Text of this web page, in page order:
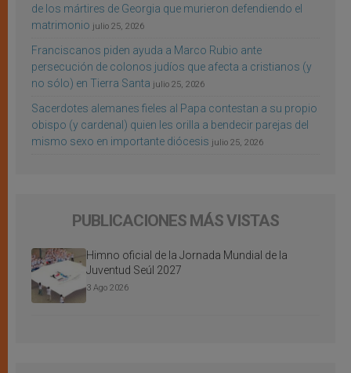
de los mártires de Georgia que murieron defendiendo el
matrimonio julio 25, 2026
Franciscanos piden ayuda a Marco Rubio ante
persecución de colonos judíos que afecta a cristianos (y
no sólo) en Tierra Santa julio 25, 2026
Sacerdotes alemanes fieles al Papa contestan a su propio
obispo (y cardenal) quien les orilla a bendecir parejas del
mismo sexo en importante diócesis julio 25, 2026
PUBLICACIONES MÁS VISTAS
Himno oficial de la Jornada Mundial de la
Juventud Seúl 2027
3 Ago 2026